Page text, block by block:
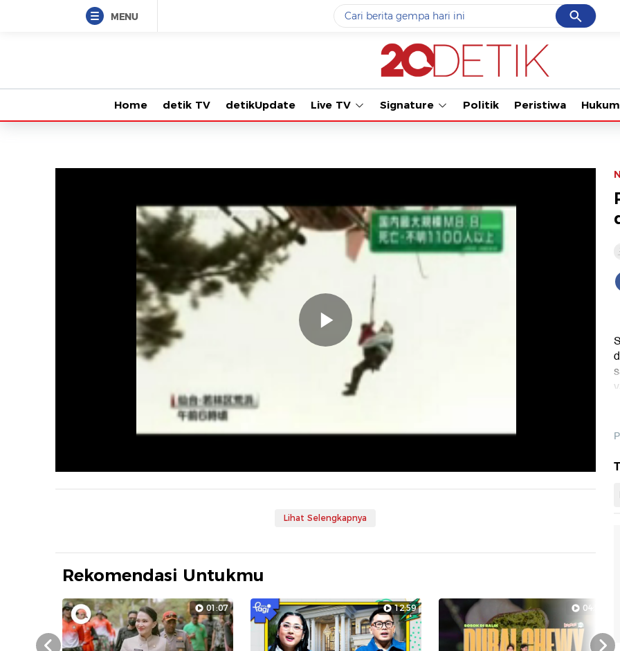
MENU Cancel
Yang sedang ramai dicari
data live draw sgp
#3prabowo
#5gempa hari ini
Promoted
Terakhir yang dicari
Loading...
Home detik TV detikUpdate Live TV Signature Politik Peristiwa Hukum
Memutarkan
Video
Lihat Selengkapnya
Rekomendasi Untukmu
01:07 12:59 04:56